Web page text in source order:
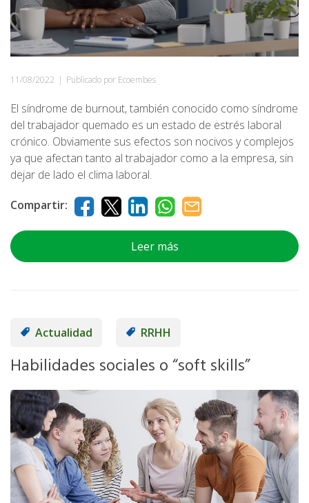
11/08/2022 | Publicado por Ecoembes
El síndrome de burnout, también conocido como síndrome
del trabajador quemado es un estado de estrés laboral
crónico. Obviamente sus efectos son nocivos y complejos
ya que afectan tanto al trabajador como a la empresa, sin
dejar de lado el clima laboral.
Compartir:
Leer más
Actualidad RRHH
Habilidades sociales o “soft skills”